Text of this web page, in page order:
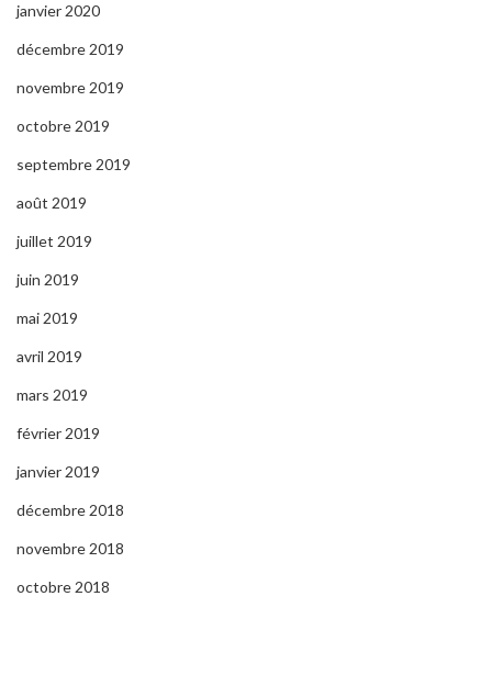
janvier 2020
décembre 2019
novembre 2019
octobre 2019
septembre 2019
août 2019
juillet 2019
juin 2019
mai 2019
avril 2019
mars 2019
février 2019
janvier 2019
décembre 2018
novembre 2018
octobre 2018